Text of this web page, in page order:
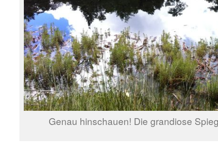
Genau hinschauen! Die grandiose